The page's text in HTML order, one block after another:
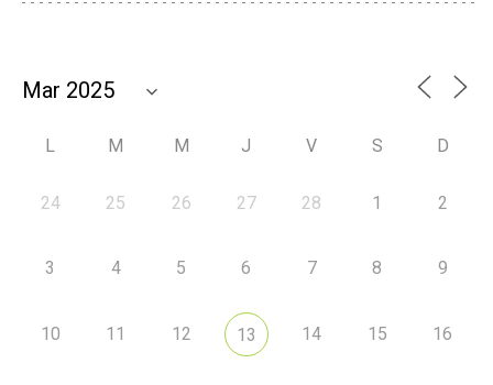
L M M J V S D
24 25 26 27 28 1 2
3 4 5 6 7 8 9
10 11 12 13 14 15 16